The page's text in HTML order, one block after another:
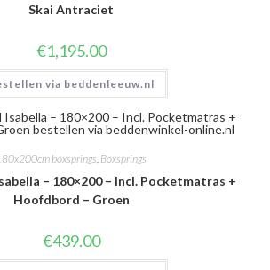
Skai Antraciet
€1,195.00
via beddenleeuw.nl
boxsprings Boxsprings
– 180×200 – Incl. Pocketmatras +
Hoofdbord – Groen
€439.00